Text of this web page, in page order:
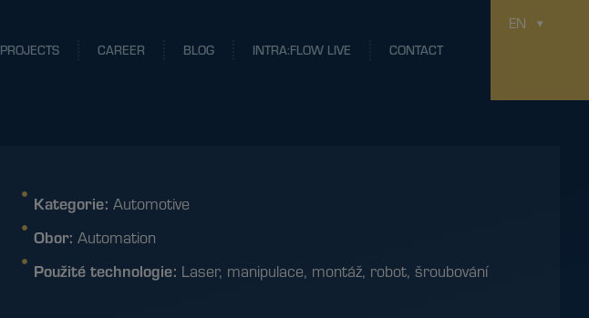
PROJECTS CAREER BLOG INTRA:FLOW LIVE CONTACT
EN
Kategorie: Automotive
Obor: Automation
Použité technologie: Laser, manipulace, montáž, robot, šroubování